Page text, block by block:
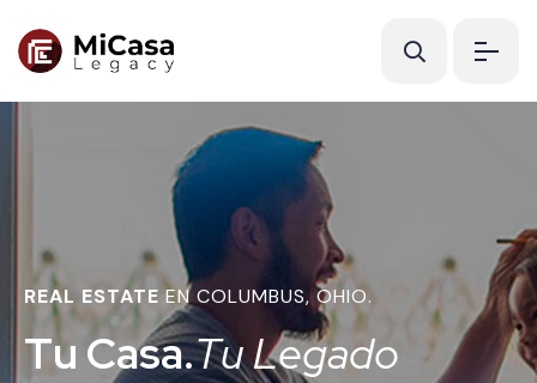
REAL ESTATEEN COLUMBUS, OHIO.
Tu Casa.TuLegado